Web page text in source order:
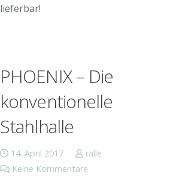
lieferbar!
PHOENIX – Die
konventionelle
Stahlhalle
14. April 2017
ralle
Keine Kommentare